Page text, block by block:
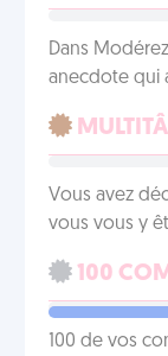
Dans
anecdote qui
Vous avez
vous vous y
100
100 de vos